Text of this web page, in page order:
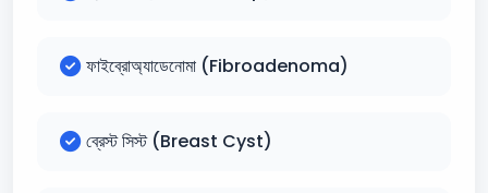
ফাইব্রোঅ্যাডেনোমা (Fibroadenoma)
ব্রেস্ট সিস্ট (Breast Cyst)